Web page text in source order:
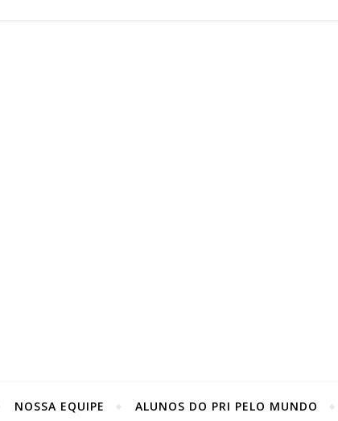
NOSSA EQUIPE ALUNOS DO PRI PELO MUNDO